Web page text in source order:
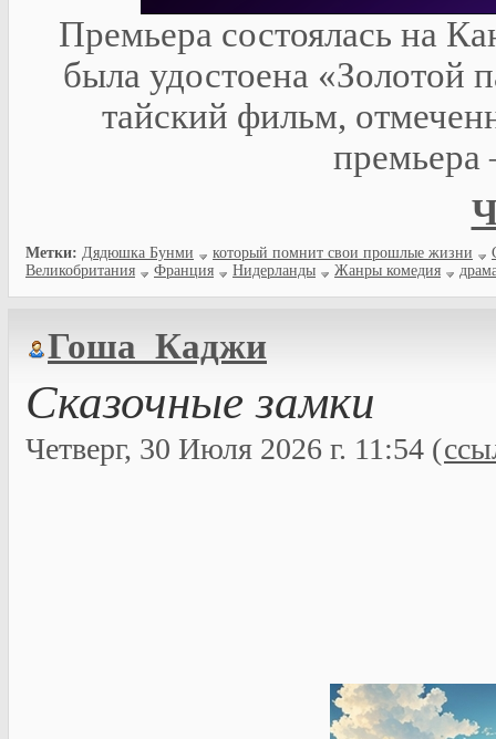
Премьера состоялась на
была удостоена «Золотой
тайский фильм,
премьера
Метки: Дядюшка Бунми который помнит свои прошлые жизни
Великобритания
Франция Нидерланды Жанры комедия
Гоша_Каджи
Сказочные замки
Четверг, 30 Июля 2026 г. 11:54 (